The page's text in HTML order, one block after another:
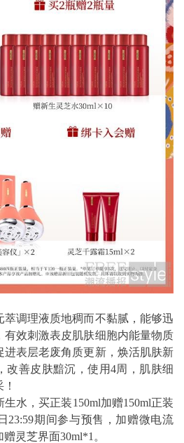
调理液质地稠而不黏腻，能够迅
有效刺激表皮肌肤细胞内能量物质
进表层老废角质更新，焕活肌肤新
改善皮肤黯沉，使用4周，肌肤细
，买正装150ml加赠150ml正装
23:59期间参与预售，加赠微电流
灵芝界面30ml*1。